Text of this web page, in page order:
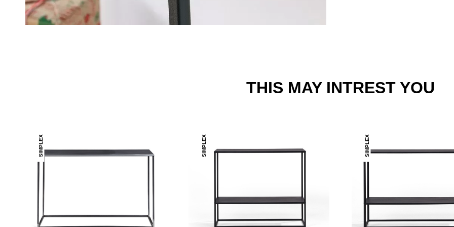
THIS MAY INTREST YOU
SIMPLEX SIMPLEX SIMPLEX